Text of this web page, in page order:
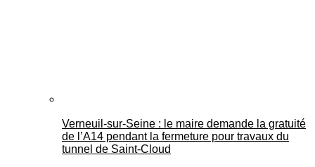
Verneuil-sur-Seine : le maire demande la gratuité
de l’A14 pendant la fermeture pour travaux du
tunnel de Saint-Cloud